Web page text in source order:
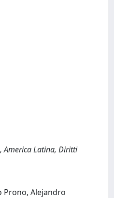
America Latina, Diritti
Prono, Alejandro